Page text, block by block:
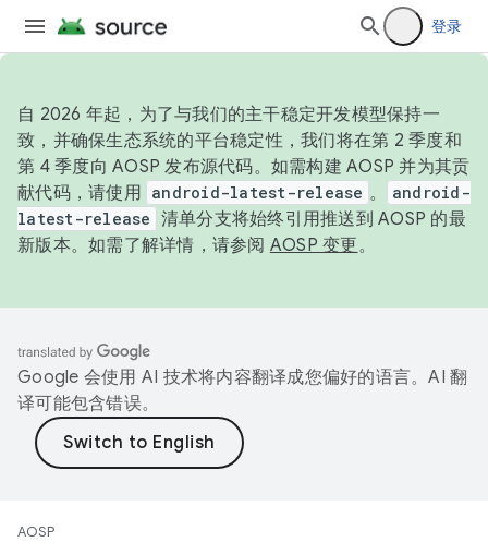
登录
自 2026 年起，为了与我们的主干稳定开发模型保持一
致，并确保生态系统的平台稳定性，我们将在第 2 季度和
第 4 季度向 AOSP 发布源代码。如需构建 AOSP 并为其贡
献代码，请使用 android-latest-release 。
android-
latest-release 清单分支将始终引用推送到 AOSP 的最
新版本。如需了解详情，请参阅 AOSP 变更。
Google 会使用 AI 技术将内容翻译成您偏好的语言。AI 翻
译可能包含错误。
AOSP